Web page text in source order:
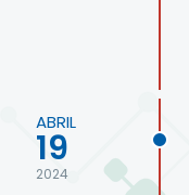
ABRIL
19
2024